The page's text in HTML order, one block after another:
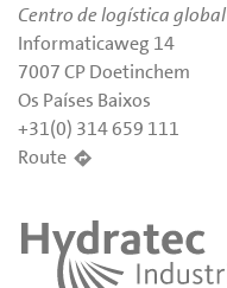
Centro de logística global
Informaticaweg 14
7007 CP Doetinchem
Os Países Baixos
+31(0) 314 659 111
Route